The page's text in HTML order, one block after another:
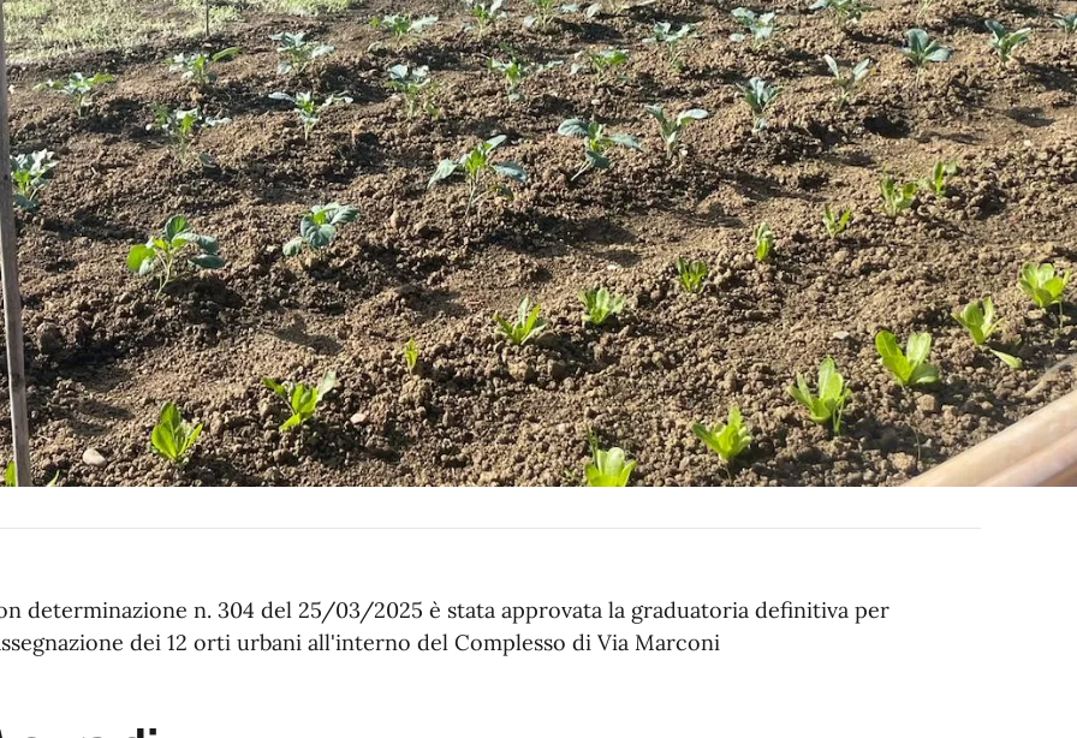
determinazione n. 304 del 25/03/2025 è stata approvata la graduatoria definitiva per
dei 12 orti urbani all'interno del Complesso di Via Marconi